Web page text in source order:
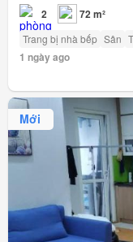
2 72 m²
Trang bị nhà bếp Sân
1 ngày ago
Mới